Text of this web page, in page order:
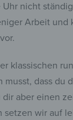
nicht
Arbeit
klassischen
musst, dass
aber einen
wir auf